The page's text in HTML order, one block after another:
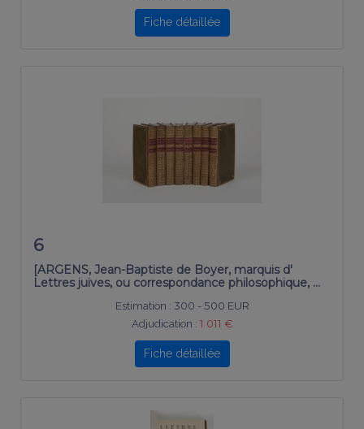
Fiche détaillée
6
[ARGENS, Jean-Baptiste de Boyer, marquis d'
Lettres juives, ou correspondance philosophique, …
Estimation : 300 - 500 EUR
Adjudication : 1 011 €
Fiche détaillée